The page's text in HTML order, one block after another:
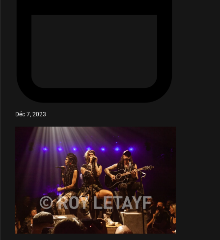
Déc 7, 2023